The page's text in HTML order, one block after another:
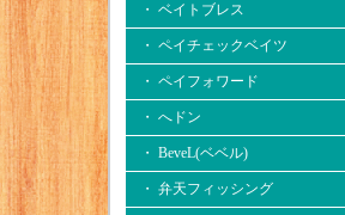
・ ベイトブレス
・ ペイチェックベイツ
・ ペイフォワード
・ へドン
・ BeveL(ベベル)
・ 弁天フィッシング